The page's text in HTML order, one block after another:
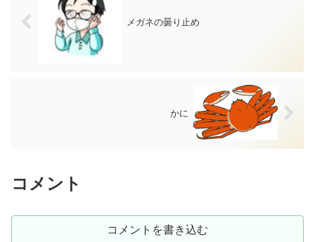
メガネの曇り止め
かに
コメント
コメントを書き込む